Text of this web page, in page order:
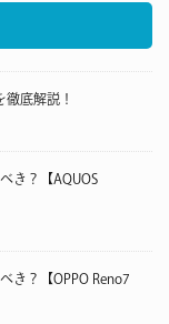
底解説！
き？【AQUOS
き？【OPPO Reno7